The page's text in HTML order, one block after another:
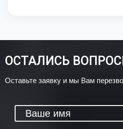
ОСТАЛИСЬ
Оставьте заявку и мы Вам